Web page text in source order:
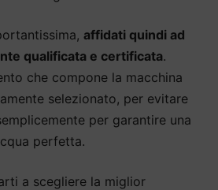
affidati quindi ad
qualificata e certificata.
che compone la macchina
selezionato, per evitare
per garantire una
perfetta.
a scegliere la miglior